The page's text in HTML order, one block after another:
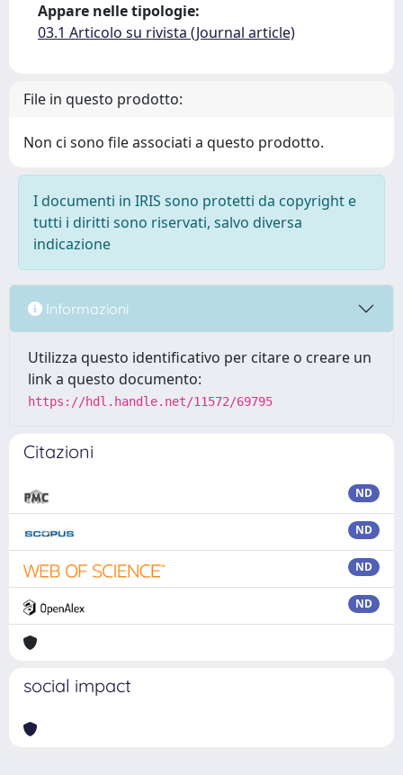
Appare nelle tipologie:
03.1 Articolo su rivista (Journal article)
File in questo prodotto:
Non ci sono file associati a questo prodotto.
I documenti in IRIS sono protetti da copyright e
tutti i diritti sono riservati, salvo diversa
indicazione
Informazioni
Utilizza questo identificativo per citare o creare un
link a questo documento:
https://hdl.handle.net/11572/69795
Citazioni
ND
ND
ND
ND
social impact